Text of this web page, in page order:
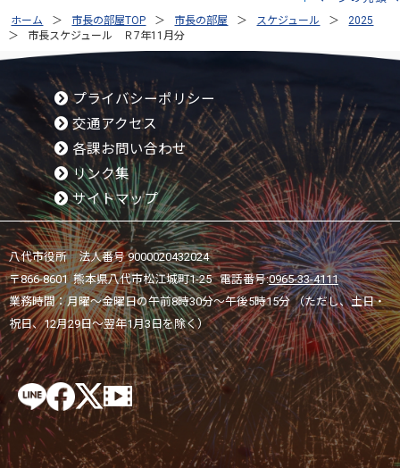
ホーム 市長の部屋TOP 市長の部屋 スケジュール
2025
市長スケジュール Ｒ7年11月分
プライバシーポリシー
交通アクセス
各課お問い合わせ
リンク集
サイトマップ
八代市役所 法人番号 9000020432024
〒866-8601 熊本県八代市松江城町1-25 電話番号:0965-33-4111
業務時間：月曜～金曜日の午前8時30分～午後5時15分 （ただし、土日・
祝日、12月29日～翌年1月3日を除く）